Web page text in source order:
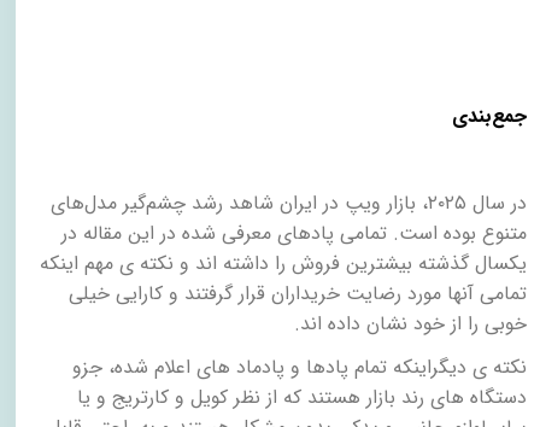
جمع‌بندی
در سال ۲۰۲۵، بازار ویپ در ایران شاهد رشد چشم‌گیر مدل‌های
متنوع بوده است. تمامی پادهای معرفی شده در این مقاله در
یکسال گذشته بیشترین فروش را داشته اند و نکته ی مهم اینکه
تمامی آنها مورد رضایت خریداران قرار گرفتند و کارایی خیلی
خوبی را از خود نشان داده اند.
نکته ی دیگراینکه تمام پادها و پادماد های اعلام شده، جزو
دستگاه های رند بازار هستند که از نظر کویل و کارتریج و یا